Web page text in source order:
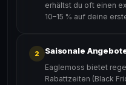
erhältst du oft einen
10–15 % auf deine
2 Saisonale
Eaglemoss bietet
Rabattzeiten (Black